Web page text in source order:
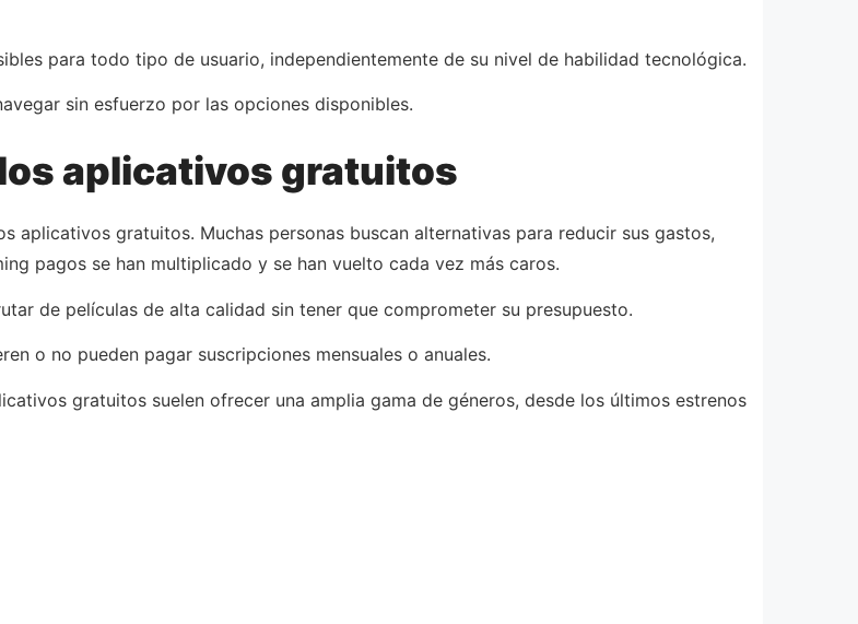
para todo tipo de usuario, independientemente de su nivel de habilidad tecnológica.
sin esfuerzo por las opciones disponibles.
aplicativos gratuitos
aplicativos gratuitos. Muchas personas buscan alternativas para reducir sus gastos,
pagos se han multiplicado y se han vuelto cada vez más caros.
de películas de alta calidad sin tener que comprometer su presupuesto.
o no pueden pagar suscripciones mensuales o anuales.
gratuitos suelen ofrecer una amplia gama de géneros, desde los últimos estrenos